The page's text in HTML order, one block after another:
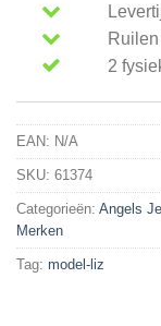
2
EAN: N/A
SKU: 61374
Categorieën: Angels
Merken
Tag: model-liz